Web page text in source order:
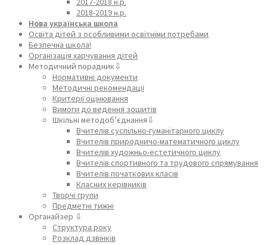
2018-2019 н.р.
Нова українська школа
Освіта дітей з особливими освітніми потребами
Безпечна школа!
Організація харчування дітей
Методичний порадник⇩
Нормативні документи
Методичні рекомендації
Критерії оцінювання
Вимоги до ведення зошитів
Шкільні методоб’єднання⇩
Вчителів суспільно-гуманітарного циклу
Вчителів природничо-математичного циклу
Вчителів художньо-естетичного циклу
Вчителів спортивного та трудового спрямування
Вчителів початкових класів
Класних керівників
Творчі групи
Предметні тижні
Органайзер ⇩
Структура року
Розклад дзвінків